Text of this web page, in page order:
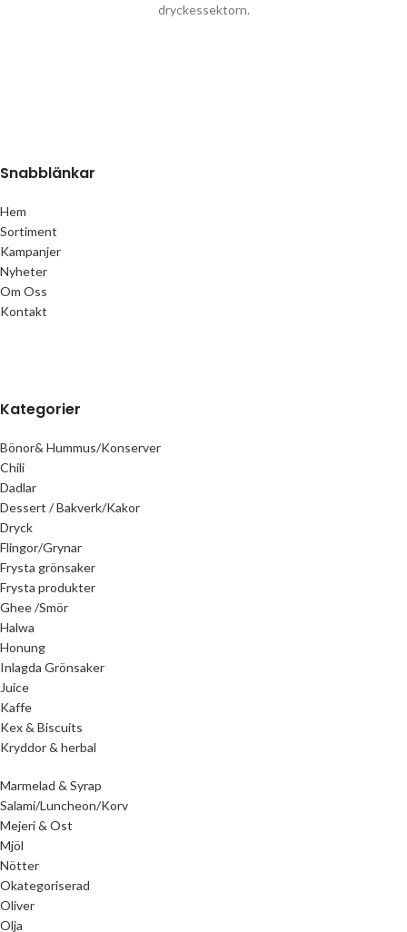
dryckessektorn.
Snabblänkar
Hem
Sortiment
Kampanjer
Nyheter
Om Oss
Kontakt
Kategorier
Bönor& Hummus/Konserver
Chili
Dadlar
Dessert / Bakverk/Kakor
Dryck
Flingor/Grynar
Frysta grönsaker
Frysta produkter
Ghee /Smör
Halwa
Honung
Inlagda Grönsaker
Juice
Kaffe
Kex & Biscuits
Kryddor & herbal
Marmelad & Syrap
Salami/Luncheon/Korv
Mejeri & Ost
Mjöl
Nötter
Okategoriserad
Oliver
Olja